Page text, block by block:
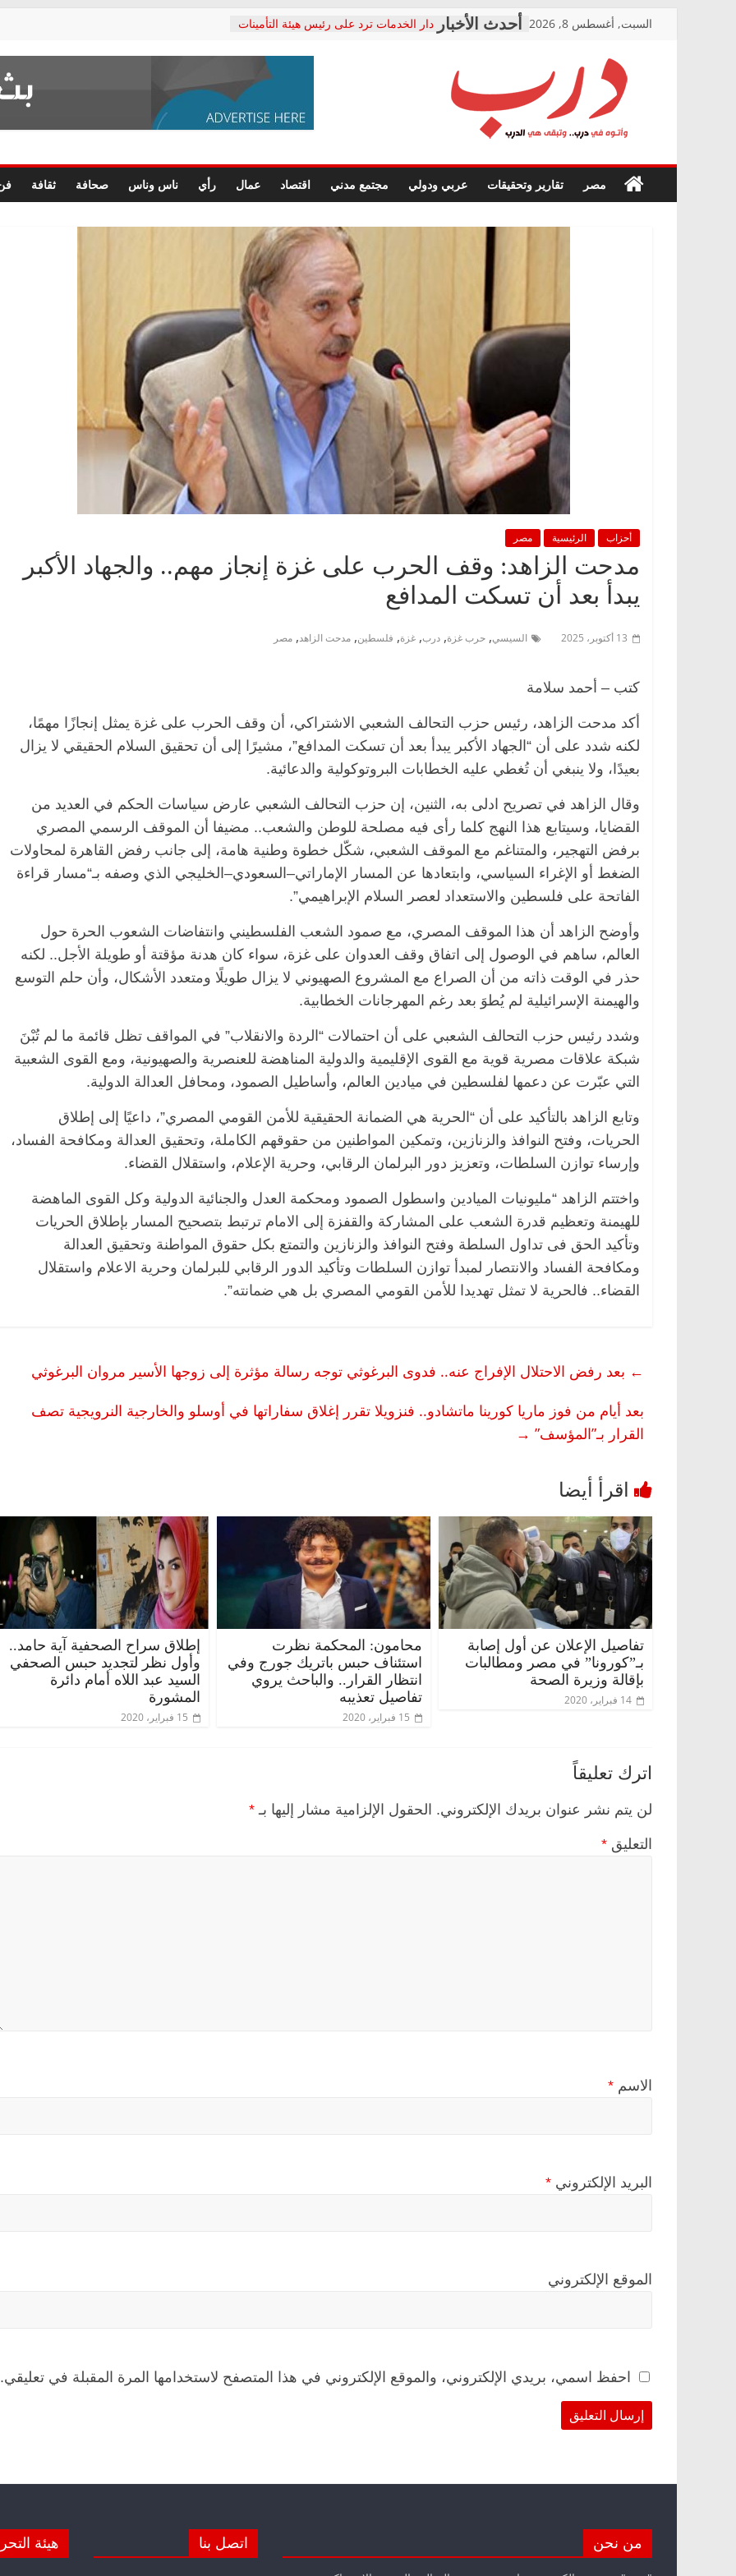
السبت, أغسطس 8, 2026
دار الخدمات ترد على رئيس هيئة التأمينات
معاناة أصحاب المعاشات.. ونطالب بكشف
فرحات سليمان يكتب: القطاع الصحي إلى
حزب التحالف الشعبي يطلق لجنة “الحق
صور .. اعتماد الرسومات النهائية للقرار
الوزاري لمدينة الصحفيين.. وانتهاء أعمال
إنشاء المبنى الإداري
متابعة قضية الدكتور محمد زهران.. ويؤكد:
قرينة البراءة وضمانات المحاكمة العادلة
درب
في
درب..
مصر تقارير وتحقيقات عربي ودولي مجتمع مدني اقتصاد عمال رأي ناس وناس صحافة ثقافة
أحزاب الرئيسية مصر
مدحت الزاهد: وقف الحرب على غزة إنجاز مهم.. والجهاد الأكبر
يبدأ بعد أن تسكت المدافع
13 أكتوبر، 2025 السيسي, حرب غزة, درب, غزة, فلسطين, مدحت الزاهد, مصر
كتب – أحمد سلامة
أكد مدحت الزاهد، رئيس حزب التحالف الشعبي الاشتراكي، أن وقف الحرب على غزة يمثل إنجازًا مهمًا،
لكنه شدد على أن “الجهاد الأكبر يبدأ بعد أن تسكت المدافع”، مشيرًا إلى أن تحقيق السلام الحقيقي لا يزال
بعيدًا، ولا ينبغي أن تُغطي عليه الخطابات البروتوكولية والدعائية.
وقال الزاهد في تصريح ادلى به، الثنين، إن حزب التحالف الشعبي عارض سياسات الحكم في العديد من
القضايا، وسيتابع هذا النهج كلما رأى فيه مصلحة للوطن والشعب.. مضيفا أن الموقف الرسمي المصري
برفض التهجير، والمتناغم مع الموقف الشعبي، شكّل خطوة وطنية هامة، إلى جانب رفض القاهرة لمحاولات
الضغط أو الإغراء السياسي، وابتعادها عن المسار الإماراتي–السعودي–الخليجي الذي وصفه بـ“مسار قراءة
الفاتحة على فلسطين والاستعداد لعصر السلام الإبراهيمي”.
وأوضح الزاهد أن هذا الموقف المصري، مع صمود الشعب الفلسطيني وانتفاضات الشعوب الحرة حول
العالم، ساهم في الوصول إلى اتفاق وقف العدوان على غزة، سواء كان هدنة مؤقتة أو طويلة الأجل.. لكنه
حذر في الوقت ذاته من أن الصراع مع المشروع الصهيوني لا يزال طويلًا ومتعدد الأشكال، وأن حلم التوسع
والهيمنة الإسرائيلية لم يُطوَ بعد رغم المهرجانات الخطابية.
وشدد رئيس حزب التحالف الشعبي على أن احتمالات “الردة والانقلاب” في المواقف تظل قائمة ما لم تُبْنَ
شبكة علاقات مصرية قوية مع القوى الإقليمية والدولية المناهضة للعنصرية والصهيونية، ومع القوى الشعبية
التي عبّرت عن دعمها لفلسطين في ميادين العالم، وأساطيل الصمود، ومحافل العدالة الدولية.
وتابع الزاهد بالتأكيد على أن “الحرية هي الضمانة الحقيقية للأمن القومي المصري”، داعيًا إلى إطلاق
الحريات، وفتح النوافذ والزنازين، وتمكين المواطنين من حقوقهم الكاملة، وتحقيق العدالة ومكافحة الفساد،
وإرساء توازن السلطات، وتعزيز دور البرلمان الرقابي، وحرية الإعلام، واستقلال القضاء.
واختتم الزاهد “مليونيات الميادين واسطول الصمود ومحكمة العدل والجنائية الدولية وكل القوى الماهضة
للهيمنة وتعظيم قدرة الشعب على المشاركة والقفزة إلى الامام ترتبط بتصحيح المسار بإطلاق الحريات
وتأكيد الحق فى تداول السلطة وفتح النوافذ والزنازين والتمتع بكل حقوق المواطنة وتحقيق العدالة
ومكافحة الفساد والانتصار لمبدأ توازن السلطات وتأكيد الدور الرقابي للبرلمان وحرية الاعلام واستقلال
القضاء.. فالحرية لا تمثل تهديدا للأمن القومي المصري بل هي ضمانته”.
← بعد رفض الاحتلال الإفراج عنه.. فدوى البرغوثي توجه رسالة مؤثرة إلى زوجها الأسير مروان البرغوثي
بعد أيام من فوز ماريا كورينا ماتشادو.. فنزويلا تقرر إغلاق سفاراتها في أوسلو والخارجية النرويجية تصف
القرار بـ”المؤسف” →
تفاصيل الإعلان عن أول إصابة
بـ”كورونا” في مصر ومطالبات
بإقالة وزيرة الصحة
14 فبراير، 2020
محامون: المحكمة نظرت
استئناف حبس باتريك جورج وفي
انتظار القرار.. والباحث يروي
تفاصيل تعذيبه
15 فبراير، 2020
إطلاق سراح الصحفية آية حامد..
وأول نظر لتجديد حبس الصحفي
السيد عبد اللاه أمام دائرة
المشورة
15 فبراير، 2020
اترك تعليقاً
لن يتم نشر عنوان بريدك الإلكتروني. الحقول الإلزامية مشار إليها بـ *
التعليق *
الاسم *
البريد الإلكتروني *
الموقع الإلكتروني
احفظ اسمي، بريدي الإلكتروني، والموقع الإلكتروني في هذا المتصفح لاستخدامها المرة المقبلة في تعليقي.
الرئيسية مصر ناس وناس
مقعد شاغر على مائدة الإفطار..
حسين عبدالهادي فارس مقاومة
الخصخصة الذي دافع عن المال العام
(بروفايل)
الرئيسية مصر ناس وناس
في ذكرى رحيله.. د. نور فرحات فقيه
قانوني دافع عن قضايا الوطن وانحاز
للحرية (بروفايل)
26 يناير، 2026
مصر ناس وناس
د. عبدالخالق فاروق.. خبير اقتصادي
يحتفل بذكرى ميلاده وحيداً على أبواب
من نحن اتصل بنا هيئة